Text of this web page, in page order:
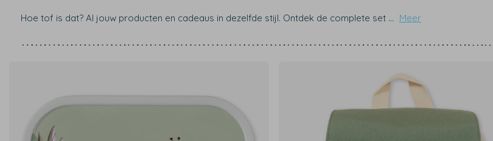
Hoe tof is dat? Al jouw producten en cadeaus in dezelfde stijl. Ontdek de complete set ... Meer